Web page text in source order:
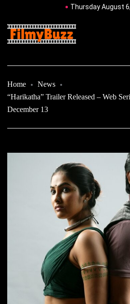
Thursday August
Home
News
“Harikatha” Trailer Released – Web
December 13